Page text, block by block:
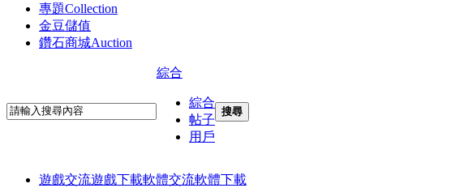
專題Collection
金豆儲值
鑽石商城Auction
綜合
綜合
帖子
用戶
搜尋
遊戲交流遊戲下載軟體交流軟體下載